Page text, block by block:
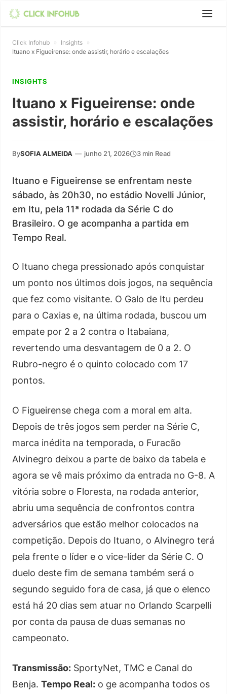
Click Infohub » Insights »
Ituano x Figueirense: onde assistir, horário e escalações
INSIGHTS
Ituano x Figueirense: onde
assistir, horário e escalações
BySOFIA ALMEIDA — junho 21, 2026 3 min Read
Ituano e Figueirense se enfrentam neste
sábado, às 20h30, no estádio Novelli Júnior,
em Itu, pela 11ª rodada da Série C do
Brasileiro. O ge acompanha a partida em
Tempo Real.
O Ituano chega pressionado após conquistar
um ponto nos últimos dois jogos, na sequência
que fez como visitante. O Galo de Itu perdeu
para o Caxias e, na última rodada, buscou um
empate por 2 a 2 contra o Itabaiana,
revertendo uma desvantagem de 0 a 2. O
Rubro-negro é o quinto colocado com 17
pontos.
O Figueirense chega com a moral em alta.
Depois de três jogos sem perder na Série C,
marca inédita na temporada, o Furacão
Alvinegro deixou a parte de baixo da tabela e
agora se vê mais próximo da entrada no G-8. A
vitória sobre o Floresta, na rodada anterior,
abriu uma sequência de confrontos contra
adversários que estão melhor colocados na
competição. Depois do Ituano, o Alvinegro terá
pela frente o líder e o vice-líder da Série C. O
duelo deste fim de semana também será o
segundo seguido fora de casa, já que o elenco
está há 20 dias sem atuar no Orlando Scarpelli
por conta da pausa de duas semanas no
campeonato.
Transmissão: SportyNet, TMC e Canal do
Benja. Tempo Real: o ge acompanha todos os